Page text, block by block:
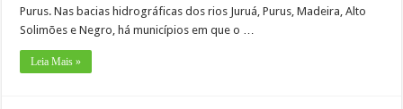
Purus. Nas bacias hidrográficas dos rios Juruá, Purus, Madeira, Alto
Solimões e Negro, há municípios em que o …
Leia Mais »